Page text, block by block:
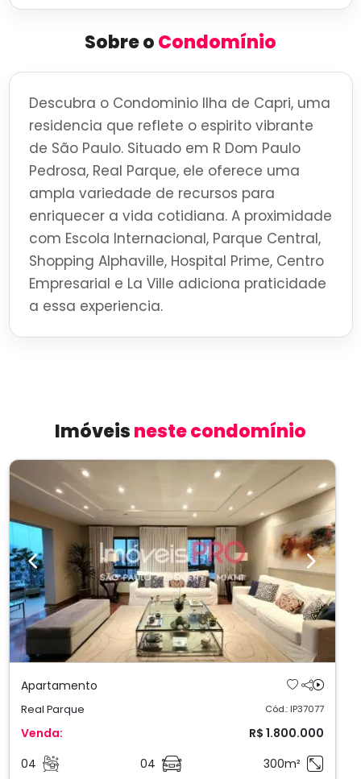
Sobre oCondomínio
Descubra o Condominio Ilha de Capri, uma
residencia que reflete o espirito vibrante
de São Paulo. Situado em R Dom Paulo
Pedrosa, Real Parque, ele oferece uma
ampla variedade de recursos para
enriquecer a vida cotidiana. A proximidade
com Escola Internacional, Parque Central,
Shopping Alphaville, Hospital Prime, Centro
Empresarial e La Ville adiciona praticidade
a essa experiencia.
Imóveisneste condomínio
Previous Next
Apartamento
Real Parque Cód.: IP37077
Venda:
R$ 1.800.000
04
04 300m²